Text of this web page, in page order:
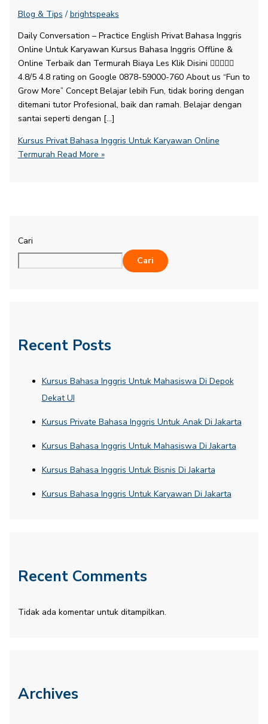
Blog & Tips / brightspeaks
Daily Conversation – Practice English​ Privat Bahasa Inggris
Online Untuk Karyawan Kursus Bahasa Inggris Offline &
Online Terbaik dan Termurah Biaya Les Klik Disini 
4.8/5 4.8 rating on Google 0878-59000-760 About us “Fun to
Grow More” Concept Belajar lebih Fun, tidak boring dengan
ditemani tutor Profesional, baik dan ramah. Belajar dengan
santai seperti dengan […]
Kursus Privat Bahasa Inggris Untuk Karyawan Online
Termurah Read More »
Cari
Cari
Recent Posts
Kursus Bahasa Inggris Untuk Mahasiswa Di Depok
Dekat UI
Kursus Private Bahasa Inggris Untuk Anak Di Jakarta
Kursus Bahasa Inggris Untuk Mahasiswa Di Jakarta
Kursus Bahasa Inggris Untuk Bisnis Di Jakarta
Kursus Bahasa Inggris Untuk Karyawan Di Jakarta
Recent Comments
Tidak ada komentar untuk ditampilkan.
Archives